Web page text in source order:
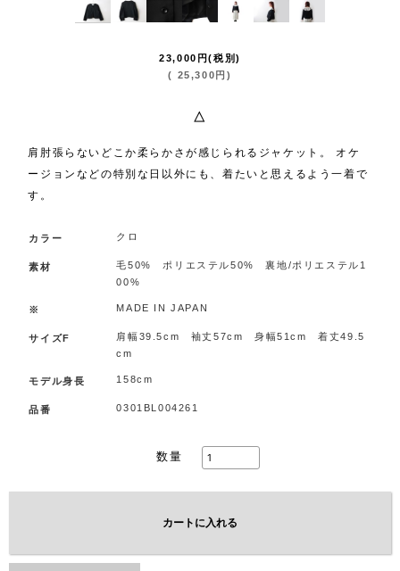
23,000 円(税別)
( 25,300 円 )
△
肩肘張らないどこか柔らかさが感じられるジャケット。 オケ
ージョンなどの特別な日以外にも、着たいと思えるよう一着で
す。
カラー クロ
素材
毛50% ポリエステル50% 裏地/ポリエステル1
00%
※ MADE IN JAPAN
サイズF
肩幅39.5cm 袖丈57cm 身幅51cm 着丈49.5
cm
モデル身長 158cm
品番 0301BL004261
数量
カートに入れる